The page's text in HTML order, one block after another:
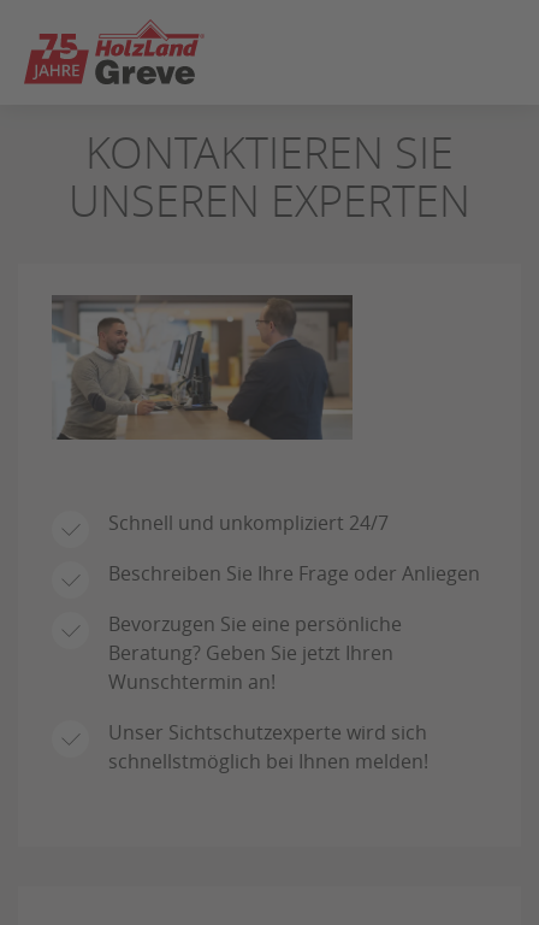
SEITENINHALT
SPRINGENKONTAKTIEREN SIE
UNSEREN EXPERTEN
Schnell und unkompliziert 24/7
Beschreiben Sie Ihre Frage oder Anliegen
Bevorzugen Sie eine persönliche
Beratung? Geben Sie jetzt Ihren
Wunschtermin an!
Unser Sichtschutzexperte wird sich
schnellstmöglich bei Ihnen melden!